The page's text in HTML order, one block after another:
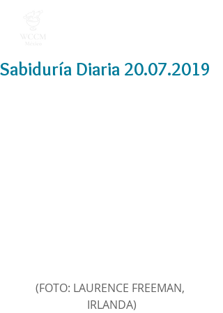
Sabiduría Diaria 20.07.2019
(FOTO: LAURENCE FREEMAN,
IRLANDA)